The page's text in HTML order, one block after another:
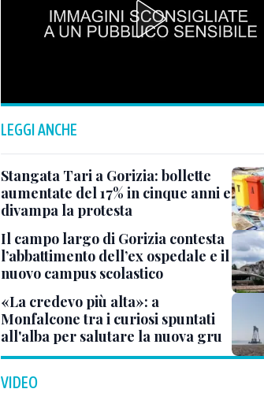
LEGGI ANCHE
Stangata Tari a Gorizia: bollette
aumentate del 17% in cinque anni e
divampa la protesta
Il campo largo di Gorizia contesta
l’abbattimento dell’ex ospedale e il
nuovo campus scolastico
«La credevo più alta»: a
Monfalcone tra i curiosi spuntati
all'alba per salutare la nuova gru
VIDEO